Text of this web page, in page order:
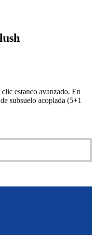
estanco avanzado. En
subsuelo acoplada (5+1